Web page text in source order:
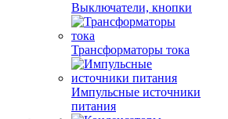
Выключатели, кнопки
Трансформаторы тока
Импульсные источники
питания